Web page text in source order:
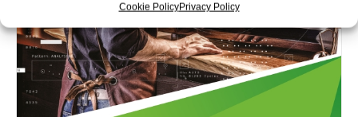
Cookie PolicyPrivacy Policy